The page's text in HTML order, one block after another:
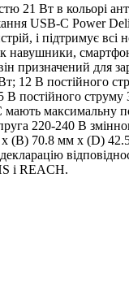
21 Вт в кольорі
USB-C Power
і підтримує всі
навушники,
призначений для
12 В постійного
В постійного
максимальну
220-240 В
(В) 70.8 мм х (D)
і REACH.